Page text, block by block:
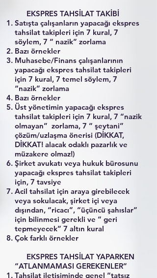
EKSPRES TAHSİLAT TAKİBİ
Satışta çalışanların yapacağı ekspres
tahsilat takipleri için 7 kural, 7
söylem, 7 “ nazik” zorlama
Bazı örnekler
Muhasebe/Finans çalışanlarının
yapacağı ekspres tahsilat takipleri
için 7 kural, 7 temel söylem, 7
“nazik” zorlama
Bazı örnekler
Üst yönetimin yapacağı ekspres
tahsilat takipleri için 7 kural, 7 “nazik
olmayan” zorlama, 7 “ şeytani”
çözüm/uzlaşma önerisi (DİKKAT,
DİKKAT! alacak odaklı pazarlık ve
müzakere olmaz!)
Şirket avukatı veya hukuk bürosunu
yapacağı ekspres tahsilat takipleri
için, 7 tavsiye
Acil tahsilat için araya girebilecek
veya sokulacak, şirket içi veya
dışından, “ricacı”, “üçüncü şahıslar”
için bilinmesi gerekli ve “ geri
tepmeyecek” 7 altın kural
Çok farklı örnekler
EKSPRES TAHSİLAT YAPARKEN
“ATLANMAMASI GEREKENLER”
Tahsilat iletişiminde genel “tatsız